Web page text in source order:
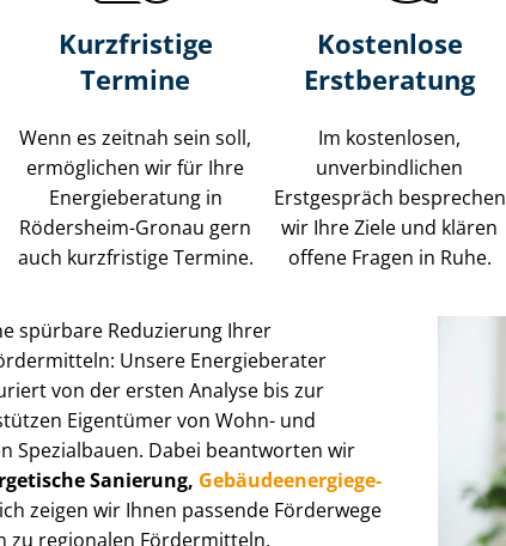
Kurzfristige
Termine
Wenn es zeitnah sein soll,
ermöglichen wir für Ihre
Energieberatung in
Rödersheim-Gronau gern
auch kurzfristige Termine.
Kostenlose
Erstberatung
Im kostenlosen,
unverbindlichen
Erstgespräch besprechen
wir Ihre Ziele und klären
offene Fragen in Ruhe.
spürbare Reduzierung Ihrer
Unsere Energieberater
von der ersten Analyse bis zur
Eigentümer von Wohn- und
Spezialbauen. Dabei beantworten wir
Sanierung, Ge­bäu­de­en­er­gie­ge­
zeigen wir Ihnen passende Förderwege
zu regionalen Fördermitteln.